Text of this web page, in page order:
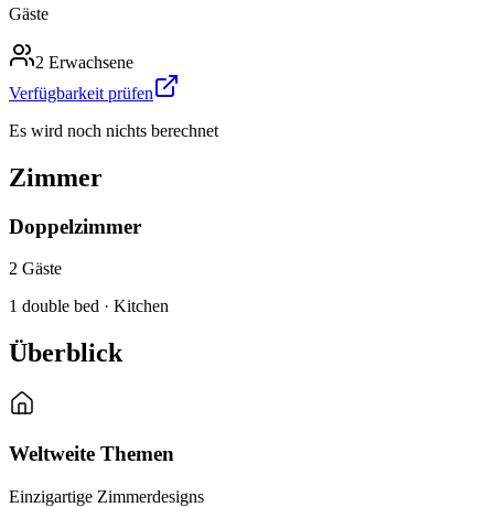
Gäste
2 Erwachsene
Verfügbarkeit prüfen
Es wird noch nichts berechnet
Zimmer
Doppelzimmer
2 Gäste
1 double bed · Kitchen
Überblick
Weltweite Themen
Einzigartige Zimmerdesigns